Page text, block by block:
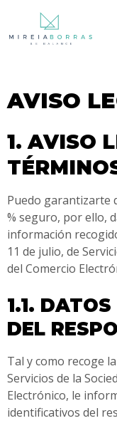
AVISO
1. AVISO
Puedo garantizarte
% seguro, por ello,
información
11 de julio, de
del Comercio
1.1.
DEL
Tal y como recoge
Servicios de la
Electrónico, le
identificativos del